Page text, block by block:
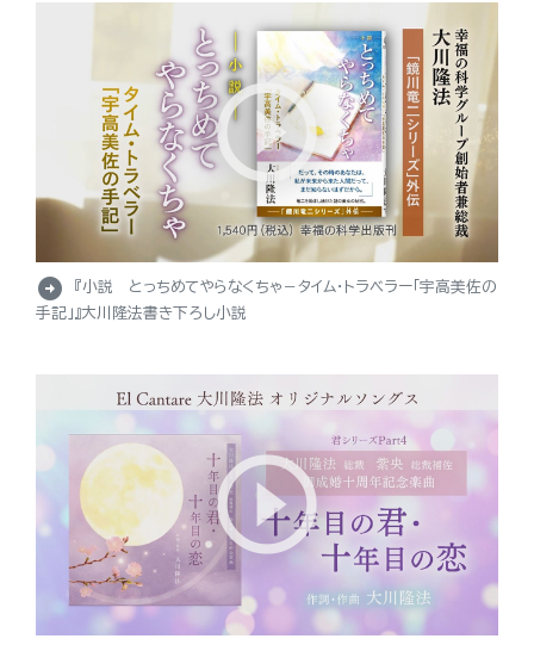
arrow_circle_right
『小説 とっちめてやらなくちゃ－タイム・トラベラー「宇高美佐の
手記」』大川隆法書き下ろし小説